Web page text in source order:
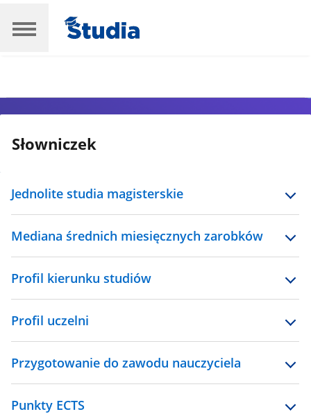
Słowniczek
Jednolite studia magisterskie
Mediana średnich miesięcznych zarobków
Profil kierunku studiów
Profil uczelni
Przygotowanie do zawodu nauczyciela
Punkty ECTS